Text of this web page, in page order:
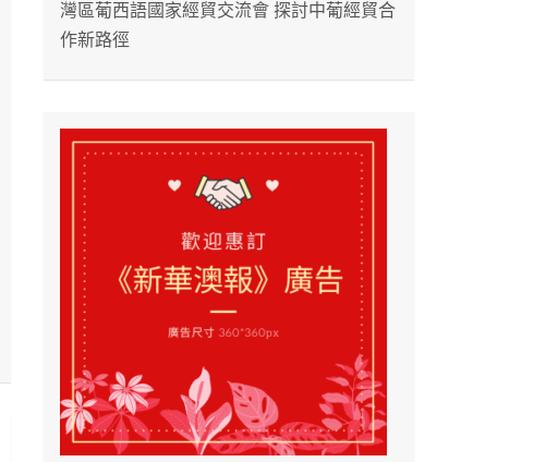
灣區葡西語國家經貿交流會 探討中葡經貿合
作新路徑